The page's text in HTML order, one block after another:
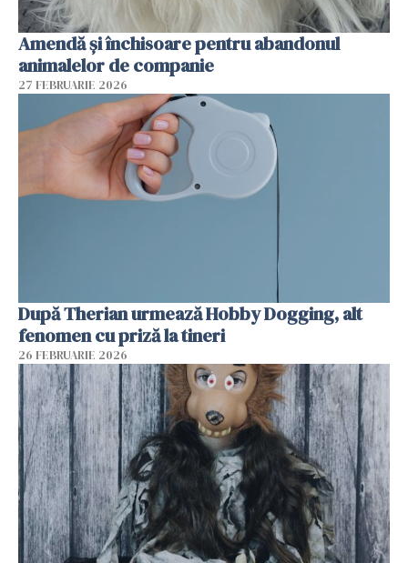
Amendă și închisoare pentru abandonul
animalelor de companie
27 FEBRUARIE 2026
După Therian urmează Hobby Dogging, alt
fenomen cu priză la tineri
26 FEBRUARIE 2026